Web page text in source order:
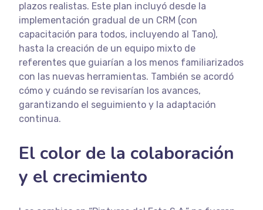
plazos realistas. Este plan incluyó desde la
implementación gradual de un CRM (con
capacitación para todos, incluyendo al Tano),
hasta la creación de un equipo mixto de
referentes que guiarían a los menos familiarizados
con las nuevas herramientas. También se acordó
cómo y cuándo se revisarían los avances,
garantizando el seguimiento y la adaptación
continua.
El color de la colaboración
y el crecimiento